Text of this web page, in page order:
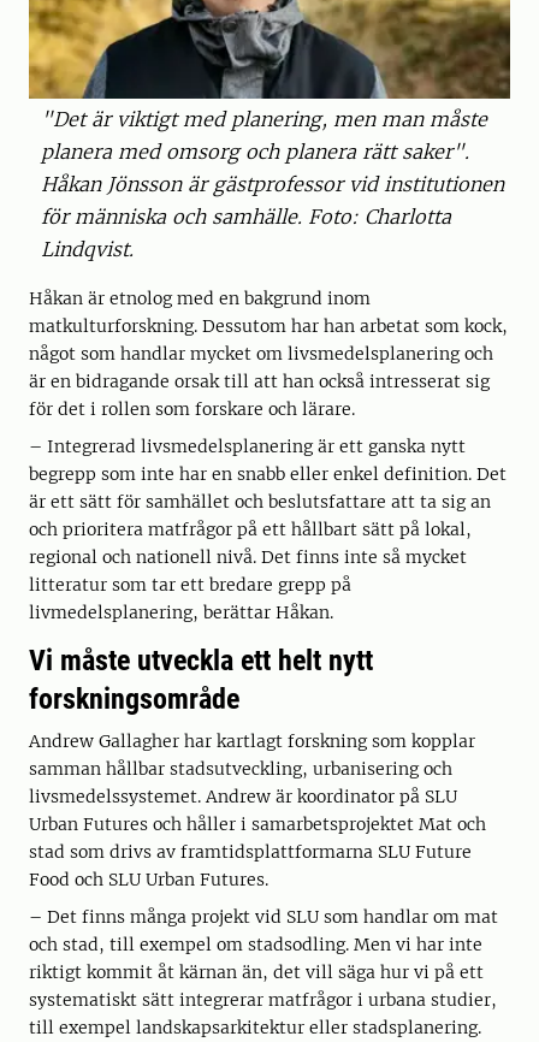
"Det är viktigt med planering, men man måste
planera med omsorg och planera rätt saker".
Håkan Jönsson är gästprofessor vid institutionen
för människa och samhälle. Foto: Charlotta
Lindqvist.
Håkan är etnolog med en bakgrund inom
matkulturforskning. Dessutom har han arbetat som kock,
något som handlar mycket om livsmedelsplanering och
är en bidragande orsak till att han också intresserat sig
för det i rollen som forskare och lärare.
– Integrerad livsmedelsplanering är ett ganska nytt
begrepp som inte har en snabb eller enkel definition. Det
är ett sätt för samhället och beslutsfattare att ta sig an
och prioritera matfrågor på ett hållbart sätt på lokal,
regional och nationell nivå. Det finns inte så mycket
litteratur som tar ett bredare grepp på
livmedelsplanering, berättar Håkan.
Vi måste utveckla ett helt nytt
forskningsområde
Andrew Gallagher har kartlagt forskning som kopplar
samman hållbar stadsutveckling, urbanisering och
livsmedelssystemet. Andrew är koordinator på SLU
Urban Futures och håller i samarbetsprojektet Mat och
stad som drivs av framtidsplattformarna SLU Future
Food och SLU Urban Futures.
– Det finns många projekt vid SLU som handlar om mat
och stad, till exempel om stadsodling. Men vi har inte
riktigt kommit åt kärnan än, det vill säga hur vi på ett
systematiskt sätt integrerar matfrågor i urbana studier,
till exempel landskapsarkitektur eller stadsplanering.